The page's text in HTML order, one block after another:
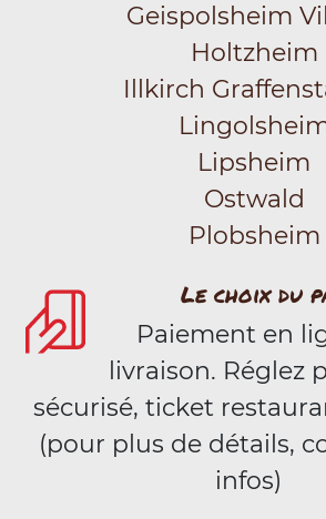
Geispolsheim
Holtzheim
Illkirch
Lipsheim
Ostwald
Plobsheim
Le choix du
Paiement en
livraison. Réglez
sécurisé, ticket
(pour plus de détails,
infos)